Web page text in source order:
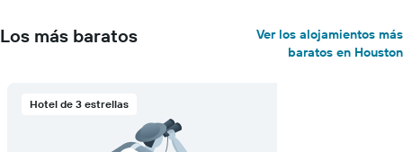
Los más baratos
Ver los alojamientos más
baratos en Houston
Hotel de 3 estrellas